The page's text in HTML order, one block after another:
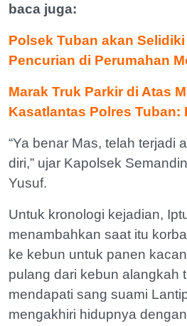
baca juga:
Polsek Tuban akan
Pencurian di Perumahan
Marak Truk Parkir di Atas
Kasatlantas Polres Tuban:
“Ya benar Mas, telah terjadi
diri,” ujar Kapolsek
Yusuf.
Untuk kronologi kejadian,
menambahkan saat itu
ke kebun untuk panen
pulang dari kebun alangkah
mendapati sang suami
mengakhiri hidupnya